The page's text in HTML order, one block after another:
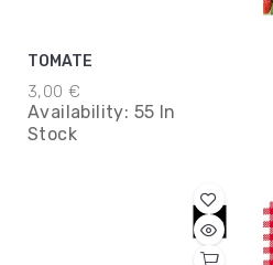
TOMATE
3,00 €
Availability: 55 In
Stock